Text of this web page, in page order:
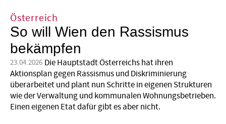
Österreich
So will Wien den Rassismus
bekämpfen
23.04.2026 Die Hauptstadt Österreichs hat ihren
Aktionsplan gegen Rassismus und Diskriminierung
überarbeitet und plant nun Schritte in eigenen Strukturen
wie der Verwaltung und kommunalen Wohnungsbetrieben.
Einen eigenen Etat dafür gibt es aber nicht.